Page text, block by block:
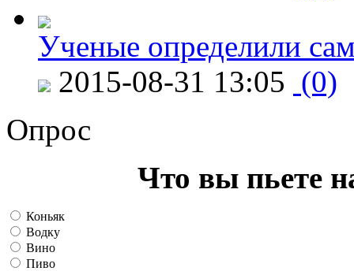
Ученые определили
2015-08-31 13:05 (0)
Опрос
Что вы пьете
Коньяк
Водку
Вино
Пиво